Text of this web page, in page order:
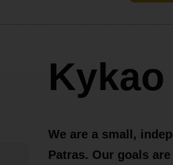
Kykao
We are a small,
Patras. Our goals